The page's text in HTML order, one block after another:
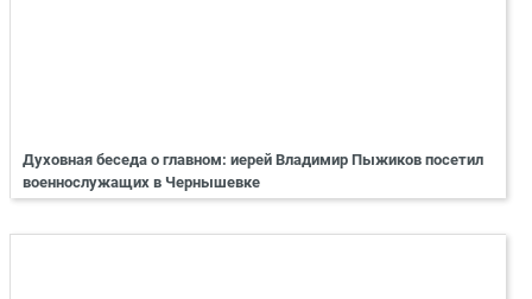
Духовная беседа о главном: иерей Владимир Пыжиков посетил
военнослужащих в Чернышевке